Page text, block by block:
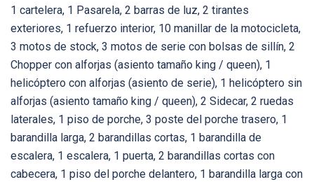
1 cartelera, 1 Pasarela, 2 barras de luz, 2 tirantes
exteriores, 1 refuerzo interior, 10 manillar de la motocicleta,
3 motos de stock, 3 motos de serie con bolsas de sillín, 2
Chopper con alforjas (asiento tamaño king / queen), 1
helicóptero con alforjas (asiento de serie), 1 helicóptero sin
alforjas (asiento tamaño king / queen), 2 Sidecar, 2 ruedas
laterales, 1 piso de porche, 3 poste del porche trasero, 1
barandilla larga, 2 barandillas cortas, 1 barandilla de
escalera, 1 escalera, 1 puerta, 2 barandillas cortas con
cabecera, 1 piso del porche delantero, 1 barandilla larga con